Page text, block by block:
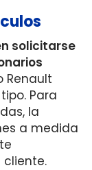
solicitarse
Renault
Para
la
a medida